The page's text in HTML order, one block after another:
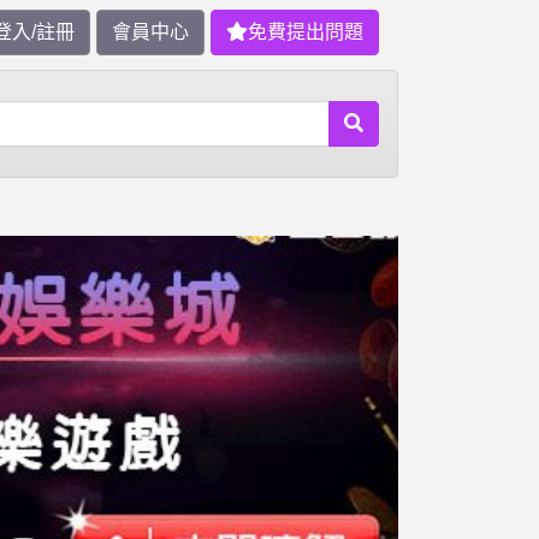
入/註冊 會員中心 免費提出問題